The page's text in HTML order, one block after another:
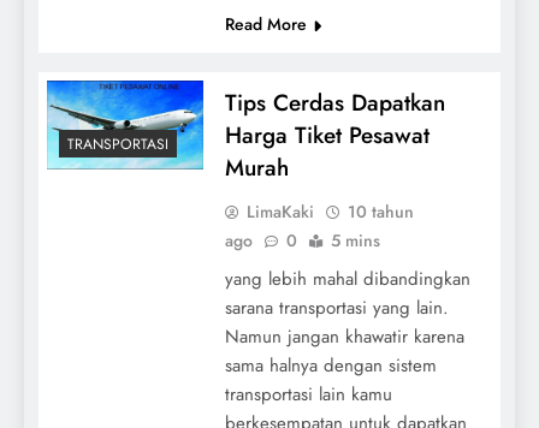
Read More
TRANSPORTASI
Tips Cerdas Dapatkan
Harga Tiket Pesawat
Murah
LimaKaki
10 tahun
ago
0 5 mins
yang lebih mahal dibandingkan
sarana transportasi yang lain.
Namun jangan khawatir karena
sama halnya dengan sistem
transportasi lain kamu